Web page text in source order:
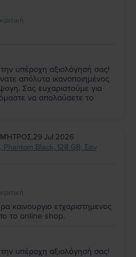
υπέροχη αξιολόγησή σας!
απόλυτα ικανοποιημένος
Σας ευχαριστούμε για
να απολαύσετε το
,29 Jul 2026
Black, 128 GB, Σαν
καινουργιο ετχαριστημενος
το online shop.
υπέροχη αξιολόγησή σας!